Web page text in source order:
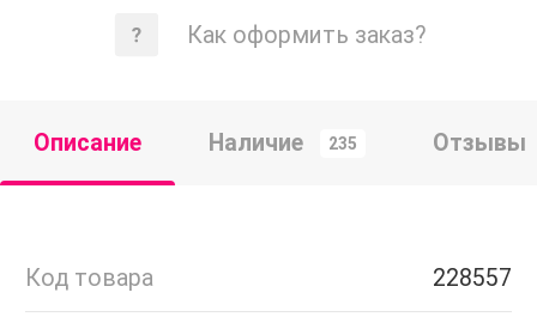
Как оформить заказ?
Описание Наличие 235 Отзывы
Код товара 228557